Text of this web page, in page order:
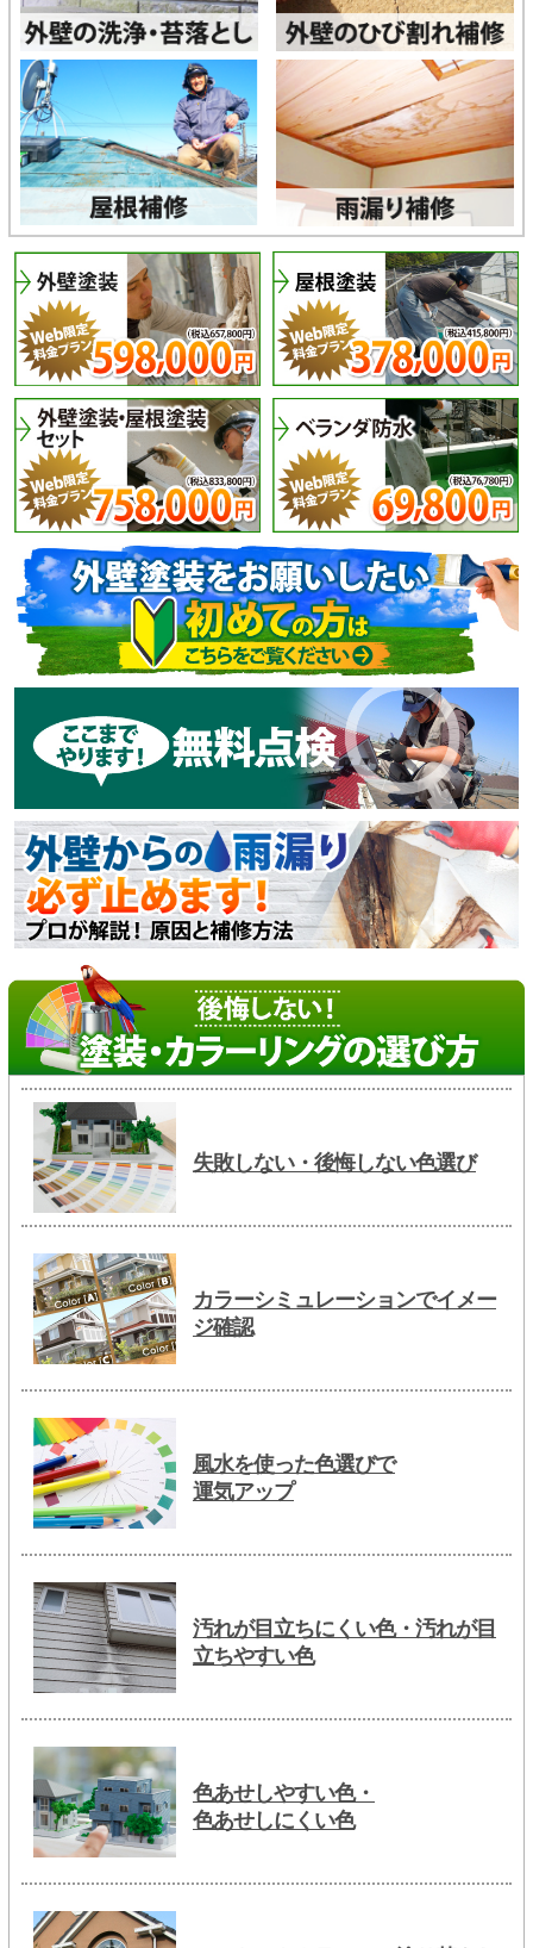
失敗しない・後悔しない色選び
カラーシミュレーションでイメー
ジ確認
風水を使った色選びで
運気アップ
汚れが目立ちにくい色・汚れが目
立ちやすい色
色あせしやすい色・
色あせしにくい色